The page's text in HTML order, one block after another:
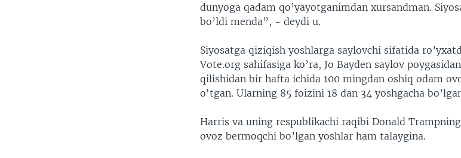
dunyoga qadam qo’yayotganimdan xursandman.
bo’ldi menda”, - deydi u.
Siyosatga qiziqish yoshlarga saylovchi sifatida
Vote.org sahifasiga ko’ra, Jo Bayden saylov
qilishidan bir hafta ichida 100 mingdan oshiq odam
o'tgan. Ularning 85 foizini 18 dan 34 yoshgacha
Harris va uning respublikachi raqibi Donald
ovoz bermoqchi bo’lgan yoshlar ham talaygina.